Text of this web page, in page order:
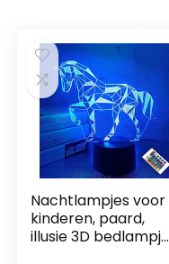
Nachtlampjes voor
kinderen, paard,
illusie 3D bedlampje